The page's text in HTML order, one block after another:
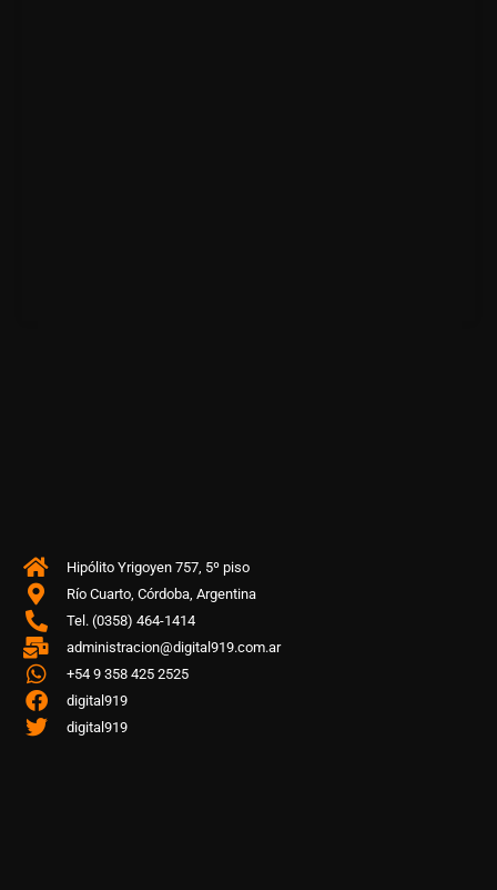
Hipólito Yrigoyen 757, 5º piso
Río Cuarto, Córdoba, Argentina
Tel. (0358) 464-1414
administracion@digital919.com.ar
+54 9 358 425 2525
digital919
digital919